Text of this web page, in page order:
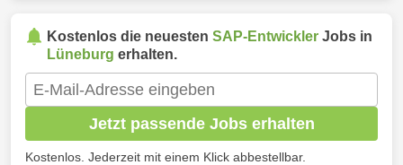
Kostenlos die neuesten SAP-Entwickler Jobs in
Lüneburg erhalten.
Jetzt passende Jobs erhalten
Kostenlos. Jederzeit mit einem Klick abbestellbar.